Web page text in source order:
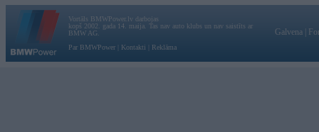
Vortāls BMWPower.lv darbojas
kopš 2002. gada 14. maija. Tas nav auto klubs un nav saistīts ar
BMW AG.
Par BMWPower
Kontakti Reklāma
Galvena